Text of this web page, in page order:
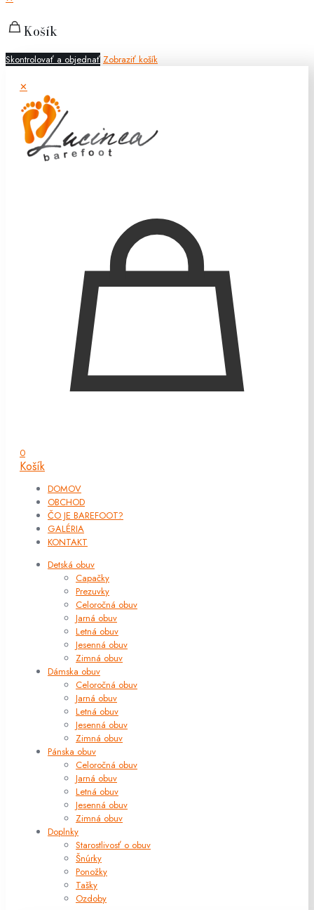
Košík
Skontrolovať a objednať Zobraziť košík
✕
0
Košík
DOMOV
OBCHOD
ČO JE BAREFOOT?
GALÉRIA
KONTAKT
Detská obuv
Capačky
Prezuvky
Celoročná obuv
Jarná obuv
Letná obuv
Jesenná obuv
Zimná obuv
Dámska obuv
Celoročná obuv
Jarná obuv
Letná obuv
Jesenná obuv
Zimná obuv
Pánska obuv
Celoročná obuv
Jarná obuv
Letná obuv
Jesenná obuv
Zimná obuv
Doplnky
Starostlivosť o obuv
Šnúrky
Ponožky
Tašky
Ozdoby